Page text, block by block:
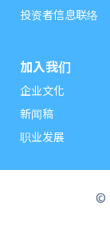
投资者信息联络
加入我们
企业文化
新闻稿
职业发展
©